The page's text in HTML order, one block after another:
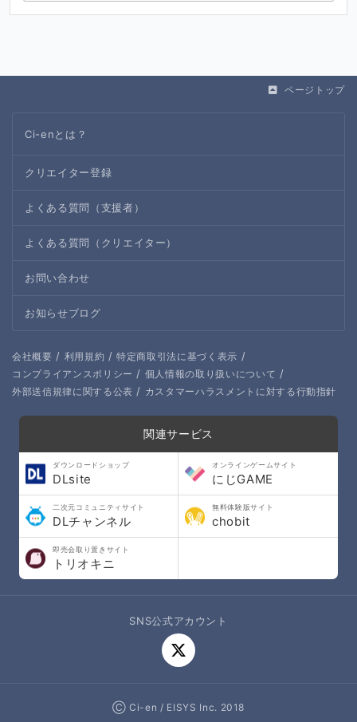
ページトップ
Ci-enとは？
クリエイター登録
よくある質問（支援者）
よくある質問（クリエイター）
お問い合わせ
お知らせブログ
会社概要 / 利用規約 / 特定商取引法に基づく表示 /
コンプライアンスポリシー / 個人情報の取り扱いについて /
外部送信規律に関する公表 / カスタマーハラスメントに対する行動指針
関連サービス
ダウンロードショップ
DLsite
オンラインゲームサイト
にじGAME
二次元コミュニティサイト
DLチャンネル
無料体験版サイト
chobit
即売会取り置きサイト
トリオキニ
SNS公式アカウント
Ⓒ Ci-en / EISYS Inc. 2018